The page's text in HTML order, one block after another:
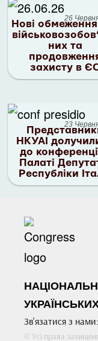
26
Нові
них та
захисту в
23
НКУАІ
до
Палаті
Республіки
Зв'язатися з нами:
© Усі права